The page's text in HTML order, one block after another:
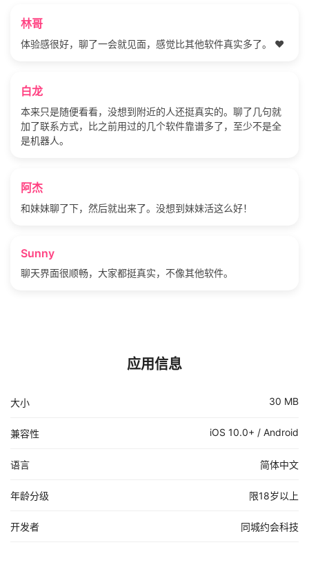
林哥
体验感很好，聊了一会就见面，感觉比其他软件真实多了。 ❤️
白龙
本来只是随便看看，没想到附近的人还挺真实的。聊了几句就
加了联系方式，比之前用过的几个软件靠谱多了，至少不是全
是机器人。
阿杰
和妹妹聊了下，然后就出来了。没想到妹妹活这么好！
Sunny
聊天界面很顺畅，大家都挺真实，不像其他软件。
应用信息
大小 30 MB
兼容性 iOS 10.0+ / Android
语言 简体中文
年龄分级 限18岁以上
开发者 同城约会科技